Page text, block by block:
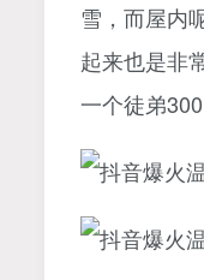
雪，而屋内
起来也是非
一个徒弟